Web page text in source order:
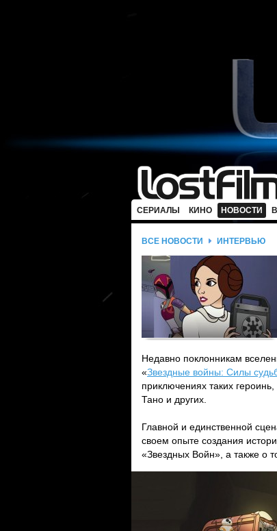
СЕРИАЛЫ КИНО НОВОСТИ
ВСЕ НОВОСТИ ИНТЕРВЬЮ
Недавно поклонникам
«Звездные войны: Силы
приключениях таких
Тано и других.
Главной и единственной
своем опыте создания
«Звездных Войн», а также о